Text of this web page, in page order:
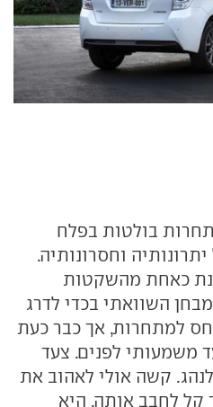
בולטות בפלח
וחסרונותיה.
כאחת מהשקטות
השוואתי בכדי לדרג
למתחרות, אך כבר כעת
משמעותי לפנים. צעד
קשה אולי לאהוב את
קל לחבב אותה. היא